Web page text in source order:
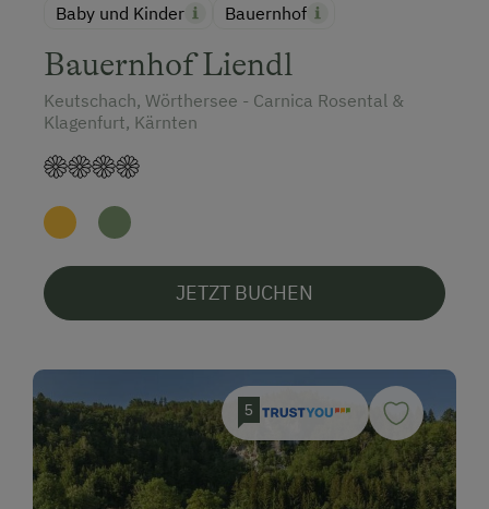
Baby und Kinder Bauernhof
Bauernhof Liendl
Keutschach, Wörthersee - Carnica Rosental &
Klagenfurt, Kärnten
JETZT BUCHEN
5